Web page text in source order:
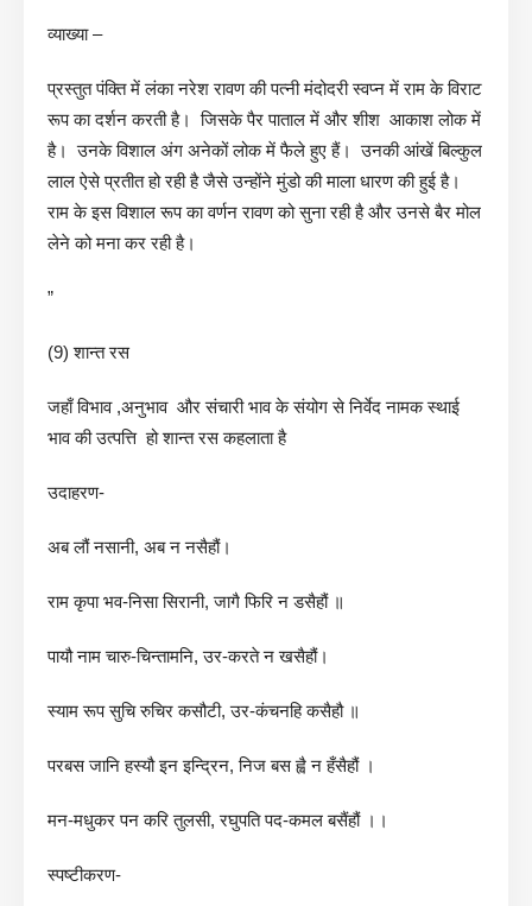
व्याख्या –
प्रस्तुत पंक्ति में लंका नरेश रावण की पत्नी मंदोदरी स्वप्न में राम के विराट
रूप का दर्शन करती है। जिसके पैर पाताल में और शीश आकाश लोक में
है। उनके विशाल अंग अनेकों लोक में फैले हुए हैं। उनकी आंखें बिल्कुल
लाल ऐसे प्रतीत हो रही है जैसे उन्होंने मुंडो की माला धारण की हुई है।
राम के इस विशाल रूप का वर्णन रावण को सुना रही है और उनसे बैर मोल
लेने को मना कर रही है।
”
(9) शान्त रस
जहाँ विभाव ,अनुभाव और संचारी भाव के संयोग से निर्वेद नामक स्थाई
भाव की उत्पत्ति हो शान्त रस कहलाता है
उदाहरण-
अब लौं नसानी, अब न नसैहौं।
राम कृपा भव-निसा सिरानी, जागै फिरि न डसैहौं ॥
पायौ नाम चारु-चिन्तामनि, उर-करते न खसैहौं।
स्याम रूप सुचि रुचिर कसौटी, उर-कंचनहि कसैहौ ॥
परबस जानि हस्यौ इन इन्द्रिन, निज बस ह्वै न हँसैहौं ।
मन-मधुकर पन करि तुलसी, रघुपति पद-कमल बसैंहौं ।।
स्पष्टीकरण-